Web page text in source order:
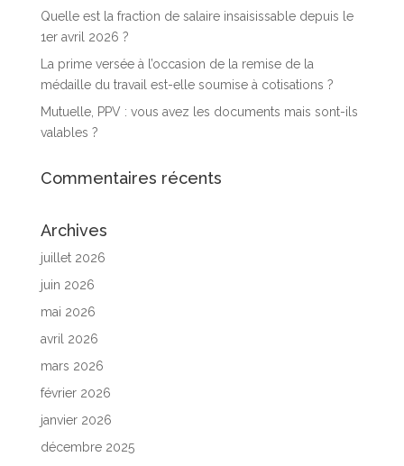
Quelle est la fraction de salaire insaisissable depuis le
1er avril 2026 ?
La prime versée à l’occasion de la remise de la
médaille du travail est-elle soumise à cotisations ?
Mutuelle, PPV : vous avez les documents mais sont-ils
valables ?
Commentaires récents
Archives
juillet 2026
juin 2026
mai 2026
avril 2026
mars 2026
février 2026
janvier 2026
décembre 2025